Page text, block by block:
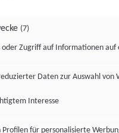
(7)
oder Zugriff auf Informationen auf
Daten zur Auswahl von
Interesse
Profilen für personalisierte